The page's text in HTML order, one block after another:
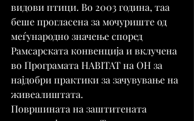
видови птици. Во 2003 година, таа
беше прогласена за мочуриште од
меѓународно значење според
Рамсарската конвенција и вклучена
во Програмата HABITAT на ОН за
најдобри практики за зачувување на
живеалиштата.
Површината на заштитената